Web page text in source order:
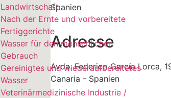
Landwirtschaft
Nach der Ernte und vorbereitete
Fertiggerichte
Wasser für den menschlichen
Gebrauch
Gereinigtes und wiederaufbereitetes
Wasser
Veterinärmedizinische Industrie /
Spanien
Adresse
Avda. Federico García Lorca,
Canaria - Spanien